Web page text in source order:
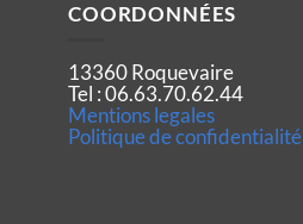
COORDONNÉES
13360 Roquevaire
Tel : 06.63.70.62.44
Mentions legales
Politique de confidentialité